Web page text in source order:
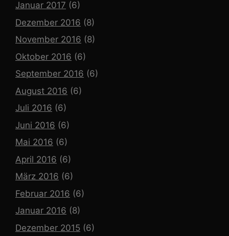
Januar 2017 (6)
Dezember 2016 (8)
November 2016 (8)
Oktober 2016 (6)
September 2016 (6)
August 2016 (6)
Juli 2016 (6)
Juni 2016 (6)
Mai 2016 (6)
April 2016 (6)
März 2016 (6)
Februar 2016 (6)
Januar 2016 (8)
Dezember 2015 (6)